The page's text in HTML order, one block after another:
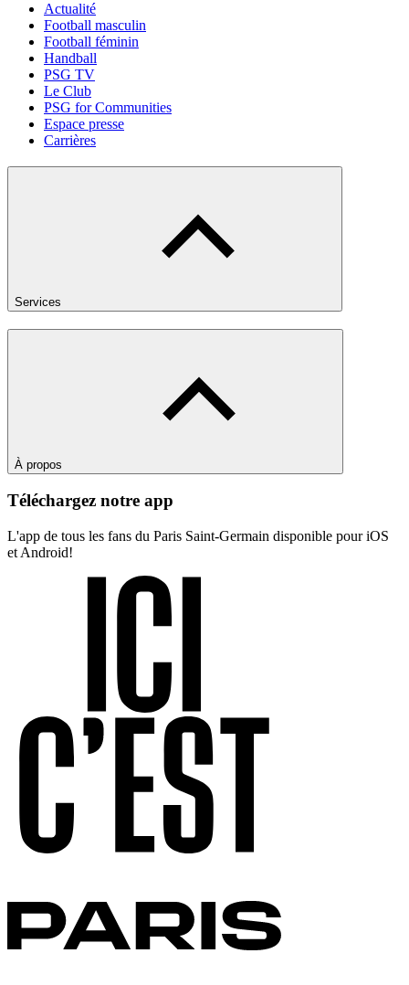
Actualité
Football masculin
Football féminin
Handball
PSG TV
Le Club
PSG for Communities
Espace presse
Carrières
Services
À propos
Téléchargez notre app
L'app de tous les fans du Paris Saint-Germain disponible pour iOS
et Android!